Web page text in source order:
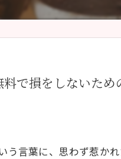
で損をしないた
う言葉に、思わず惹か